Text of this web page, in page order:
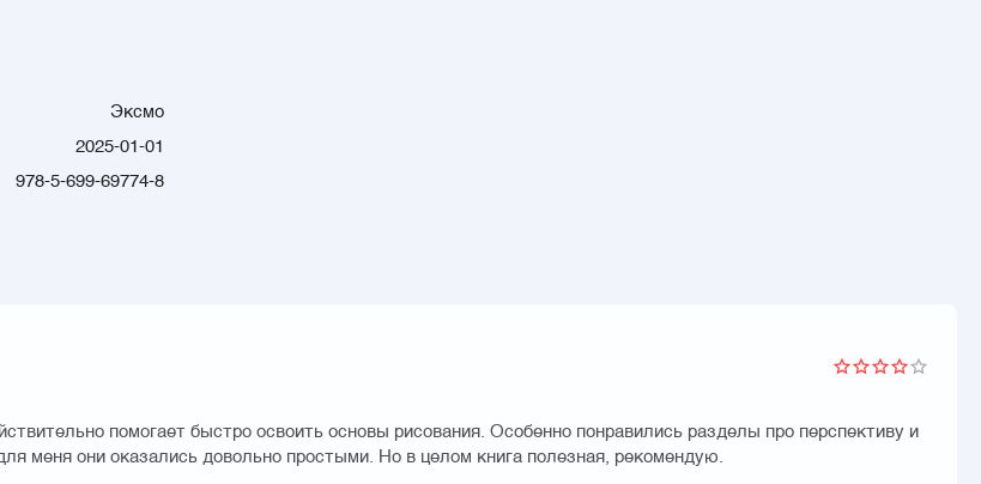
Эксмо
2025-01-01
978-5-699-69774-8
помогает быстро освоить основы рисования. Особенно понравились разделы про перспективу и
меня они оказались довольно простыми. Но в целом книга полезная, рекомендую.